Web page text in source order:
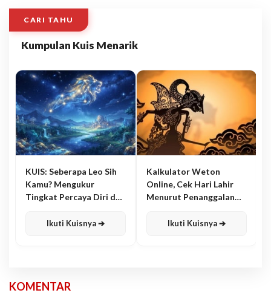
CARI TAHU
Kumpulan Kuis Menarik
KUIS: Seberapa Leo Sih
Kamu? Mengukur
Tingkat Percaya Diri dan
Ikuti Kuisnya ➔
Kalkulator Weton
Online, Cek Hari Lahir
Menurut Penanggalan
Ikuti Kuisnya ➔
KOMENTAR